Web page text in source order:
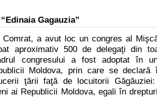
Gagauzia”
a avut loc un congres al
aproximativ 500 de delegaţi din
congresului a fost adoptat în
Moldova, prin care se
ţării faţă de locuitorii
ai Republicii Moldova, egali în